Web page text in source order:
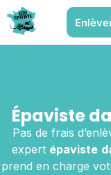
Épaviste
Pas de frais
expert épaviste
prend en charge